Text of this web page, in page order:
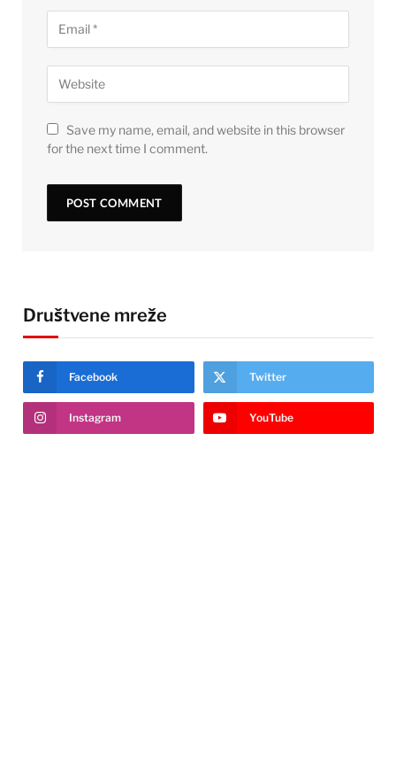
Save my name, email, and website in this browser
for the next time I comment.
Društvene mreže
Facebook Twitter
Instagram YouTube